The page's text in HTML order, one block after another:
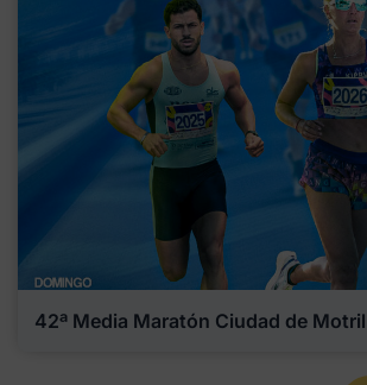
42ª Media Maratón Ciudad de Motril